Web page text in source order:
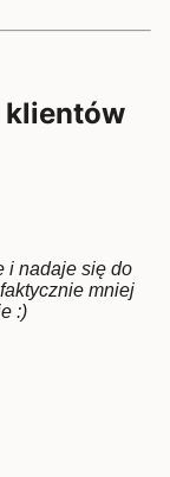
klientów
i nadaje się do
mniej
:)